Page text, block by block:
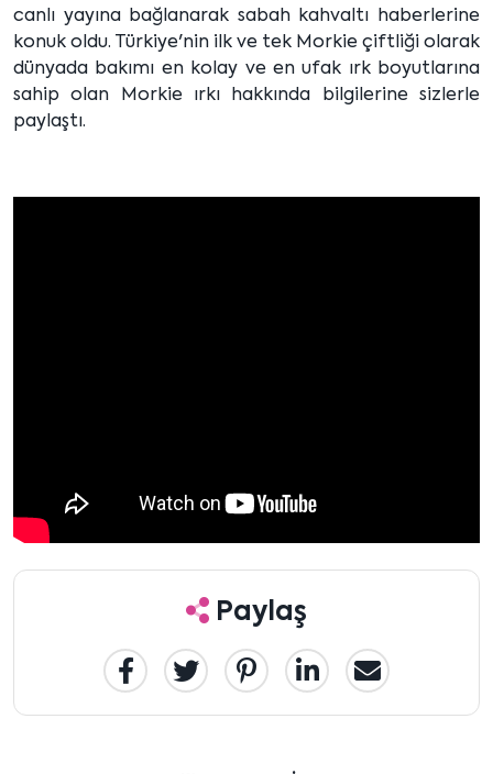
canlı yayına bağlanarak sabah kahvaltı haberlerine
konuk oldu. Türkiye'nin ilk ve tek Morkie çiftliği olarak
dünyada bakımı en kolay ve en ufak ırk boyutlarına
sahip olan Morkie ırkı hakkında bilgilerine sizlerle
paylaştı.
Paylaş